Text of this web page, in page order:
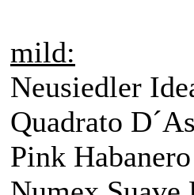
mild:
Neusiedler
Quadrato
Pink Habanero